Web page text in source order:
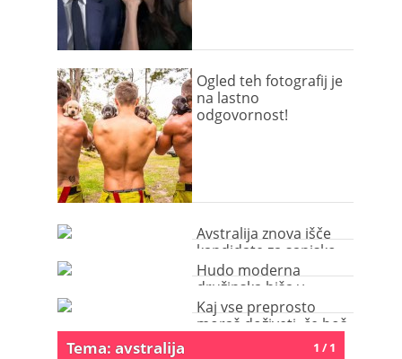
Ogled teh fotografij je
na lastno
odgovornost!
Avstralija znova išče
kandidate za sanjsko
službo!
Hudo moderna
družinska hiša v
Avstraliji
Kaj vse preprosto
moraš doživeti, če boš
obiskala Avstralijo?1 / 1
Tema: avstralija